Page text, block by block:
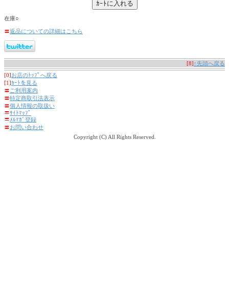
在庫○
〓返品についての詳細はこちら
[8] ↑先頭へ戻る
[0] お店のﾄｯﾌﾟへ戻る
[1]ｶｰﾄを見る
〓 ご利用案内
〓特定商取引法表示
〓個人情報の取扱い
〓ｻｲﾄﾏｯﾌﾟ
〓ﾒﾙﾏｶﾞ登録
〓お問い合わせ
Copyright (C) All Rights Reserved.